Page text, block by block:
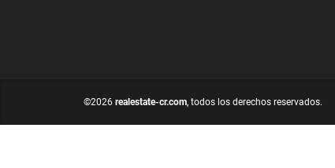
©2026 realestate-cr.com, todos los derechos reservados.